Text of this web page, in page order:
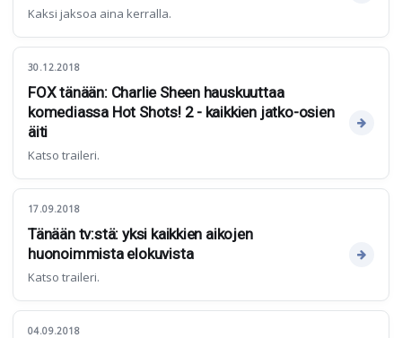
Kaksi jaksoa aina kerralla.
30.12.2018
FOX tänään: Charlie Sheen hauskuuttaa
komediassa Hot Shots! 2 - kaikkien jatko-osien
äiti
Katso traileri.
17.09.2018
Tänään tv:stä: yksi kaikkien aikojen
huonoimmista elokuvista
Katso traileri.
04.09.2018